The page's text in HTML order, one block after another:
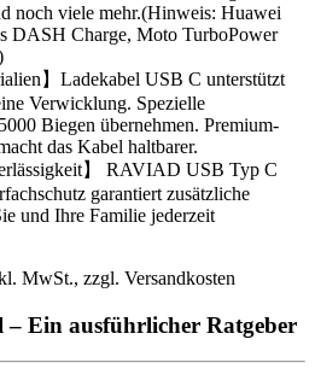
noch viele mehr.(Hinweis: Huawei
DASH Charge, Moto TurboPower
】Ladekabel USB C unterstützt
Verwicklung. Spezielle
Biegen übernehmen. Premium-
das Kabel haltbarer.
】 RAVIAD USB Typ C
garantiert zusätzliche
und Ihre Familie jederzeit
MwSt., zzgl. Versandkosten
– Ein ausführlicher Ratgeber